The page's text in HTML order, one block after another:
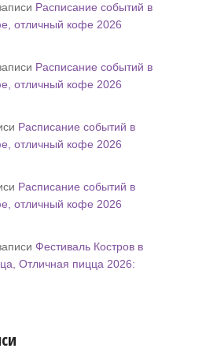
Расписание событий в
отличный кофе 2026
Расписание событий в
отличный кофе 2026
Расписание событий в
отличный кофе 2026
Расписание событий в
отличный кофе 2026
Фестиваль Костров в
Отличная пицца 2026: